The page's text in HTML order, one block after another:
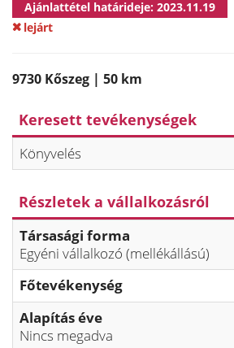
Ajánlattétel határideje: 2023.11.19
lejárt
9730 Kőszeg | 50 km
Keresett tevékenységek
Könyvelés
Részletek a vállalkozásról
Társasági forma
Egyéni vállalkozó (mellékállású)
Főtevékenység
Alapítás éve
Nincs megadva